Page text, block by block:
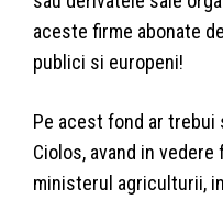
aceste firme abonate
publici si europeni!
Pe acest fond ar trebui
Ciolos, avand in
ministerul agriculturii,